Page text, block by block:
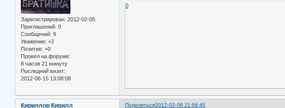
Зарегистрирован: 2012-02-05
Приглашений: 0
Сообщений: 9
Уважение: +2
Позитив: +0
Провел на форуме:
8 часов 21 минуту
Последний визит:
2012-06-15 13:08:08
0
Поделиться2012-02-08 21:58:45
Кириллов Кирилл